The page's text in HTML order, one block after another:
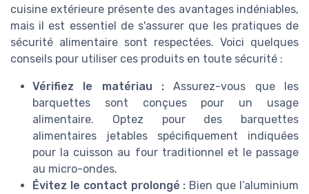
cuisine extérieure présente des avantages indéniables,
mais il est essentiel de s'assurer que les pratiques de
sécurité alimentaire sont respectées. Voici quelques
conseils pour utiliser ces produits en toute sécurité :
Vérifiez le matériau : Assurez-vous que les
barquettes sont conçues pour un usage
alimentaire. Optez pour des barquettes
alimentaires jetables spécifiquement indiquées
pour la cuisson au four traditionnel et le passage
au micro-ondes.
Évitez le contact prolongé : Bien que l’aluminium